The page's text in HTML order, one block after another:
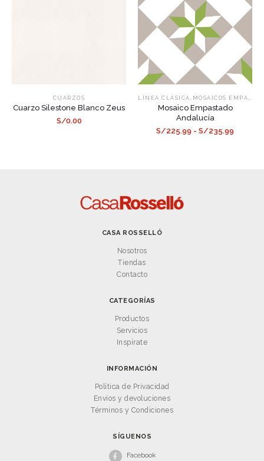
CUARZOS
Cuarzo Silestone Blanco Zeus
S/0.00
LÍNEA CLÁSICA MOSAICOS EMPASTADOS
Mosaico Empastado
Andalucía
S/225.99 - S/235.99
CASA ROSSELLÓ
Nosotros
Tiendas
Contacto
CATEGORÍAS
Productos
Servicios
Inspírate
INFORMACIÓN
Política de Privacidad
Envíos y devoluciones
Términos y Condiciones
SÍGUENOS
Facebook